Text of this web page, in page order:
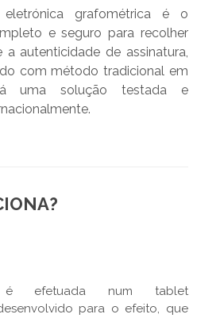
eletrónica grafométrica é o
e seguro para recolher
a autenticidade de assinatura,
com método tradicional em
uma solução testada e
é efetuada num tablet
para o efeito, que